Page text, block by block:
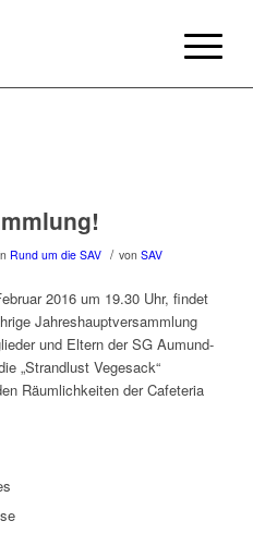
Rund um die SAV / von SAV
2016 um 19.30 Uhr, findet
Jahreshauptversammlung
und Eltern der SG Aumund-
„Strandlust Vegesack“
Räumlichkeiten der Cafeteria